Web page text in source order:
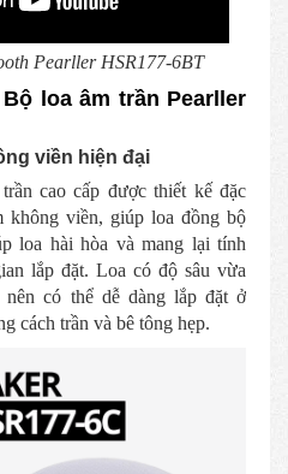
Pearller HSR177-6BT
loa âm trần Pearller
viền hiện đại
cao cấp được thiết kế đặc
viền, giúp loa đồng bộ
loa hài hòa và mang lại tính
lắp đặt. Loa có độ sâu vừa
nên có thể dễ dàng lắp đặt ở
cách trần và bê tông hẹp.